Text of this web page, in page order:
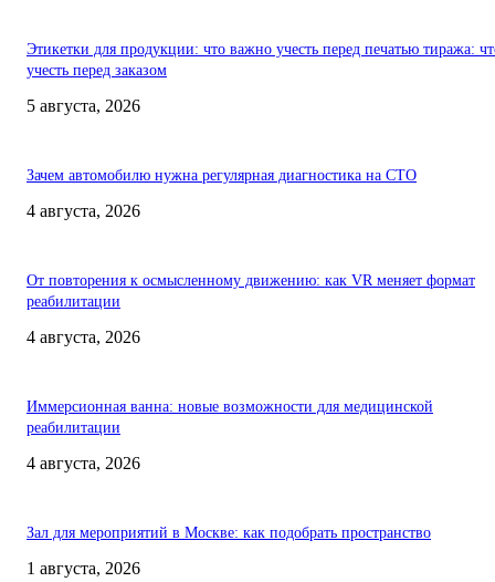
Этикетки для продукции: что важно учесть перед печатью тиража:
учесть перед заказом
5 августа, 2026
Зачем автомобилю нужна регулярная диагностика на СТО
4 августа, 2026
От повторения к осмысленному движению: как VR меняет формат
реабилитации
4 августа, 2026
Иммерсионная ванна: новые возможности для медицинской
реабилитации
4 августа, 2026
Зал для мероприятий в Москве: как подобрать пространство
1 августа, 2026